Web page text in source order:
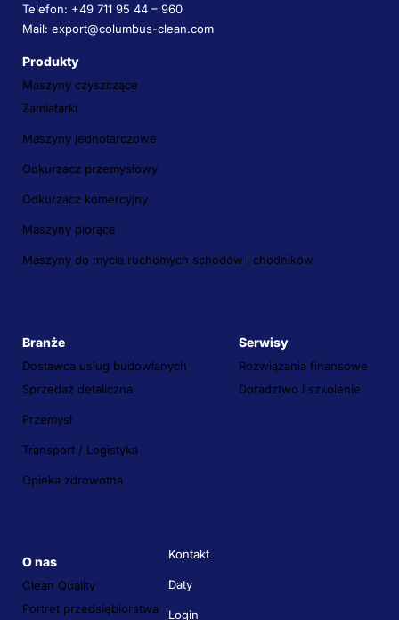
Telefon: +49 711 95 44 – 960
Mail: export@columbus-clean.com
Produkty
Maszyny czyszczące
Zamiatarki
Maszyny jednotarczowe
Odkurzacz przemysłowy
Odkurzacz komercyjny
Maszyny piorące
Maszyny do mycia ruchomych schodów i chodników
Branże
Dostawca usług budowlanych
Sprzedaż detaliczna
Przemysł
Transport / Logistyka
Opieka zdrowotna
Serwisy
Rozwiązania finansowe
Doradztwo i szkolenie
O nas
Clean Quality
Portret przedsiębiorstwa
Kontakt
Daty
Login